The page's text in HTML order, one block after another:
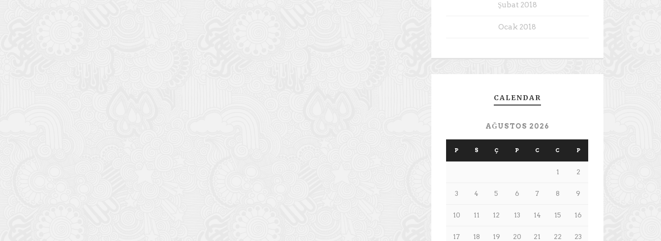
Şubat 2018
Ocak 2018
CALENDAR
AĞUSTOS 2026
P S Ç P C C P
1 2
3 4 5 6 7 8 9
10 11 12 13 14 15 16
17 18 19 20 21 22 23